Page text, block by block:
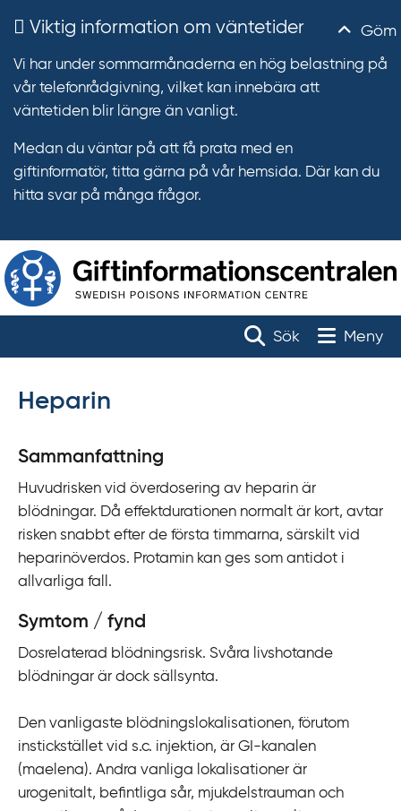
Göm
Viktig information om väntetider
Vi har under sommarmånaderna en hög belastning på
vår telefonrådgivning, vilket kan innebära att
väntetiden blir längre än vanligt.
Medan du väntar på att få prata med en
giftinformatör, titta gärna på vår hemsida. Där kan du
hitta svar på många frågor.
Sök Toggle
Meny
Heparin
Sammanfattning
Huvudrisken vid överdosering av heparin är
blödningar. Då effektdurationen normalt är kort, avtar
risken snabbt efter de första timmarna, särskilt vid
heparinöverdos. Protamin kan ges som antidot i
allvarliga fall.
Symtom / fynd
Dosrelaterad blödningsrisk. Svåra livshotande
blödningar är dock sällsynta.
Den vanligaste blödningslokalisationen, förutom
instickstället vid s.c. injektion, är GI-kanalen
(maelena). Andra vanliga lokalisationer är
urogenitalt, befintliga sår, mjukdelstrauman och